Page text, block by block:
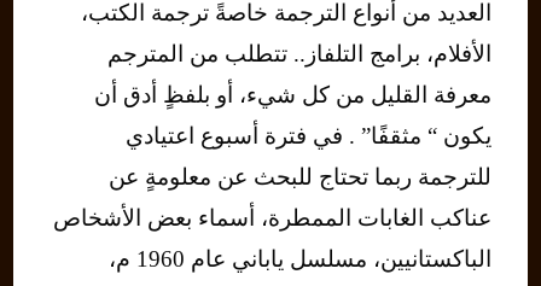
العديد من أنواع الترجمة خاصةً ترجمة الكتب،
الأفلام، برامج التلفاز.. تتطلب من المترجم
معرفة القليل من كل شيء، أو بلفظٍ أدق أن
يكون “ مثقفًا” . في فترة أسبوع اعتيادي
للترجمة ربما تحتاج للبحث عن معلومةٍ عن
عناكب الغابات الممطرة، أسماء بعض الأشخاص
الباكستانيين، مسلسل ياباني عام 1960 م،